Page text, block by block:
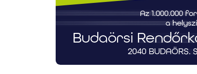
Email cím -a visszaigazoláshoz*